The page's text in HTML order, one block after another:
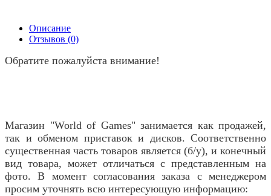
Описание
Отзывов (0)
Обратите пожалуйста внимание!
Магазин "World of Games" занимается как продажей,
так и обменом приставок и дисков. Соответственно
существенная часть товаров является (б/у), и конечный
вид товара, может отличаться с представленным на
фото. В момент согласования заказа с менеджером
просим уточнять всю интересующую информацию: